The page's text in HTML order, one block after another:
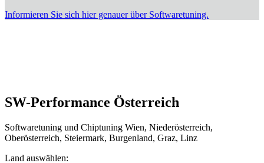
Informieren Sie sich hier genauer über Softwaretuning.
SW-Performance Österreich
Softwaretuning und Chiptuning Wien, Niederösterreich,
Oberösterreich, Steiermark, Burgenland, Graz, Linz
Land auswählen: